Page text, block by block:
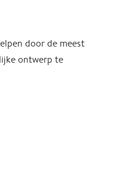
door de meest
ontwerp te